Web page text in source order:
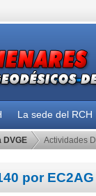
La sede del RCH
DVGE Actividades
por EC2AG